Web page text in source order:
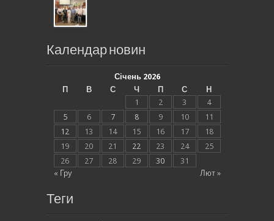
Календар новин
Січень 2026
П
В С Ч П С Н
« Гру Лют »
1 2 3
4
5
6 7 8 9 10
11
12
13 14 15 16 17
18
19
20 21 22 23 24
25
26
27 28 29 30 31
Теги